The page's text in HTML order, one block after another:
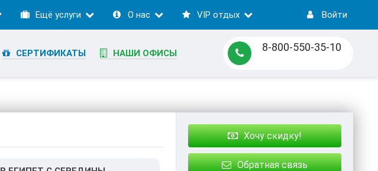
Ещё услуги О нас VIP отдых Войти
СЕРТИФИКАТЫ НАШИ ОФИСЫ 8-800-550-35-10
Хочу скидку!
Обратная связь